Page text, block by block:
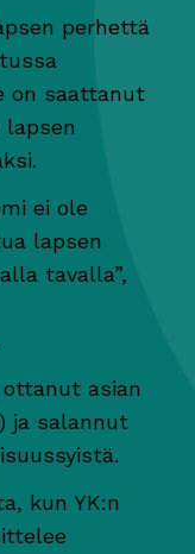
perhettä
on saattanut
lapsen
ei ole
lapsen
tavalla”,
asian
ja salannut
kun YK:n